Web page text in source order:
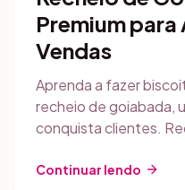
Premium para
Vendas
Aprenda a fazer
recheio de goiabada,
conquista clientes.
de comercialização
Continuar lendo